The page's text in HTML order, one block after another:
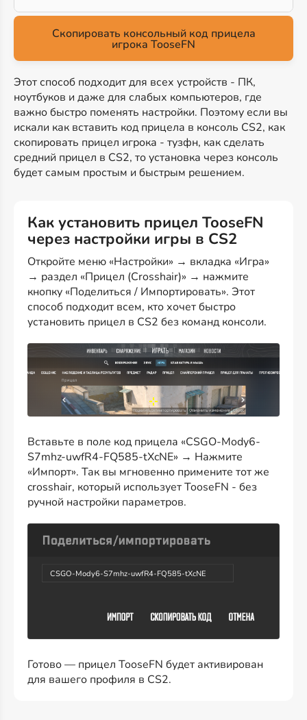
Скопировать консольный код прицела
игрока TooseFN
Этот способ подходит для всех устройств - ПК,
ноутбуков и даже для слабых компьютеров, где
важно быстро поменять настройки. Поэтому если вы
искали как вставить код прицела в консоль CS2, как
скопировать прицел игрока - тузфн, как сделать
средний прицел в CS2, то установка через консоль
будет самым простым и быстрым решением.
Как установить прицел TooseFN
через настройки игры в CS2
Откройте меню «Настройки» → вкладка «Игра»
→ раздел «Прицел (Crosshair)» → нажмите
кнопку «Поделиться / Импортировать». Этот
способ подходит всем, кто хочет быстро
установить прицел в CS2 без команд консоли.
Вставьте в поле код прицела «CSGO-Mody6-
S7mhz-uwfR4-FQ585-tXcNE» → Нажмите
«Импорт». Так вы мгновенно примените тот же
crosshair, который использует TooseFN - без
ручной настройки параметров.
CSGO-Mody6-S7mhz-uwfR4-FQ585-tXcNE
Готово — прицел TooseFN будет активирован
для вашего профиля в CS2.